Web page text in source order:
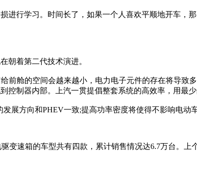
进行学习。时间长了，如果一个人喜欢平顺地开车，
朝着第二代技术演进。
前舱的空间会越来越小，电力电子元件的存在将导致
制器内部。上汽一贯提倡整套系统的高效率，用最少
展方向和PHEV一致;提高功率密度将使得不影响电动
速箱的车型共有四款，累计销售情况达6.7万台。上